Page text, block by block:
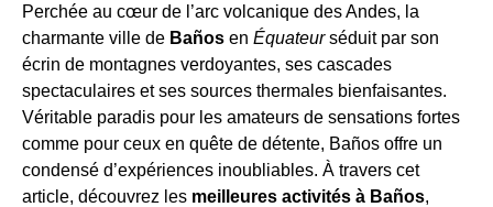
Perchée au cœur de l’arc volcanique des Andes, la
charmante ville de Baños en Équateurséduit par son
écrin de montagnes verdoyantes, ses cascades
spectaculaires et ses sources thermales bienfaisantes.
Véritable paradis pour les amateurs de sensations fortes
comme pour ceux en quête de détente, Baños offre un
condensé d’expériences inoubliables. À travers cet
article, découvrez les meilleures activités à Baños,